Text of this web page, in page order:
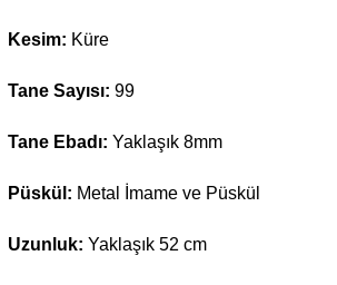
Kesim: Küre
Tane Sayısı: 99
Tane Ebadı: Yaklaşık 8mm
Püskül: Metal İmame ve Püskül
Uzunluk: Yaklaşık 52 cm